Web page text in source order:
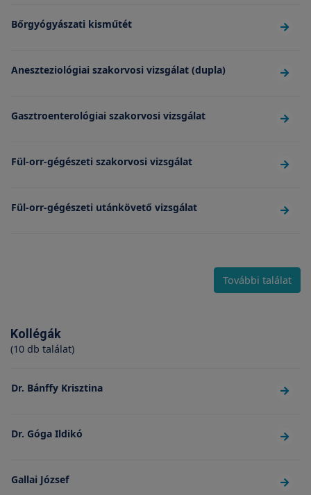
Bőrgyógyászati kisműtét
Aneszteziológiai szakorvosi vizsgálat (dupla)
Gasztroenterológiai szakorvosi vizsgálat
Fül-orr-gégészeti szakorvosi vizsgálat
Fül-orr-gégészeti utánkövető vizsgálat
További találat
Kollégák
(10 db találat)
Dr. Bánffy Krisztina
Dr. Góga Ildikó
Gallai József